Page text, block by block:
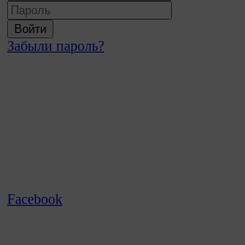
Войти
Забыли пароль?
Facebook